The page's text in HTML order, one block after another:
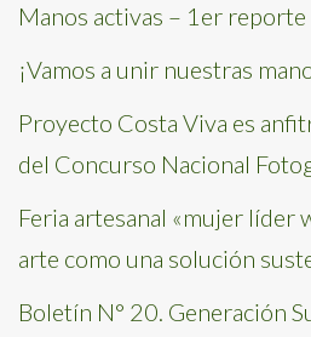
Manos activas – 1er reporte
¡Vamos a unir nuestras
Proyecto Costa Viva es
del Concurso Nacional
Feria artesanal «mujer líder
arte como una solución
Boletín N° 20. Generación